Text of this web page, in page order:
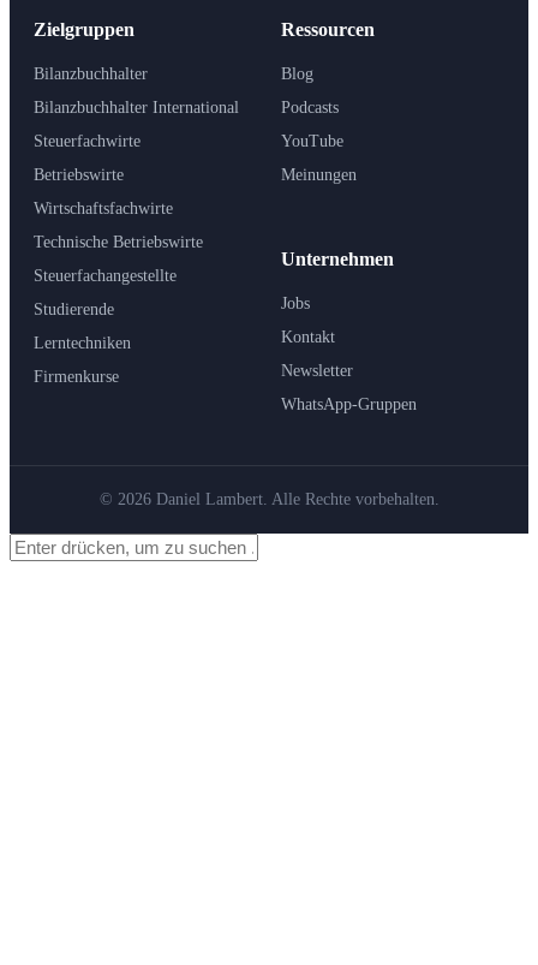
Zielgruppen
Bilanzbuchhalter
Bilanzbuchhalter International
Steuerfachwirte
Betriebswirte
Wirtschaftsfachwirte
Technische Betriebswirte
Steuerfachangestellte
Studierende
Lerntechniken
Firmenkurse
Ressourcen
Blog
Podcasts
YouTube
Meinungen
Unternehmen
Jobs
Kontakt
Newsletter
WhatsApp-Gruppen
© 2026 Daniel Lambert. Alle Rechte vorbehalten.